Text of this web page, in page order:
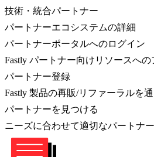
技術・統合パートナー
パートナーエコシステムの詳細
パートナーポータルへのログイン
Fastly パートナー向けリソースへの
パートナー登録
Fastly 製品の再販/リファーラルを
パートナーを見つける
ニーズに合わせて適切なパートナ